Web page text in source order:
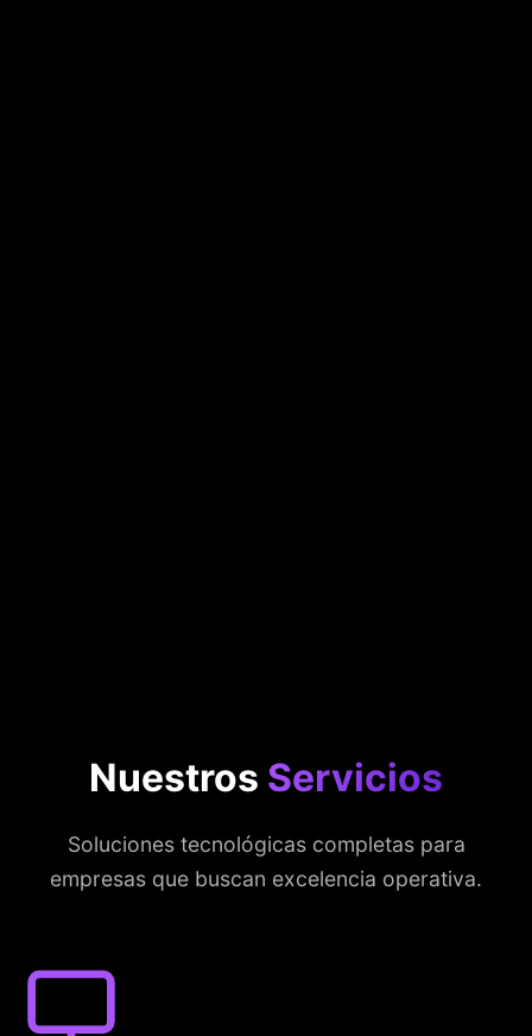
Nuestros Servicios
Soluciones tecnológicas completas para
empresas que buscan excelencia operativa.